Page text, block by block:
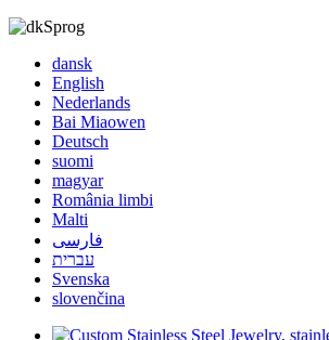
Sprog
dansk
English
Nederlands
Bai Miaowen
Deutsch
suomi
magyar
România limbi
Malti
فارسی
עברית
Svenska
slovenčina